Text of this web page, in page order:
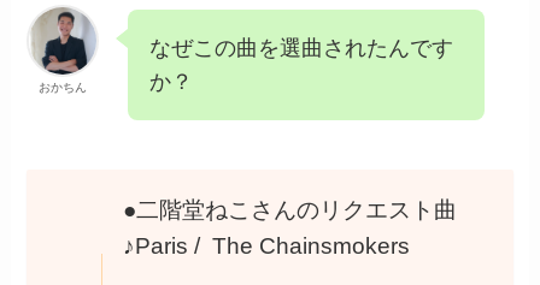
おかちん
なぜこの曲を選曲されたんです
か？
●二階堂ねこさんのリクエスト曲
♪Paris / The Chainsmokers